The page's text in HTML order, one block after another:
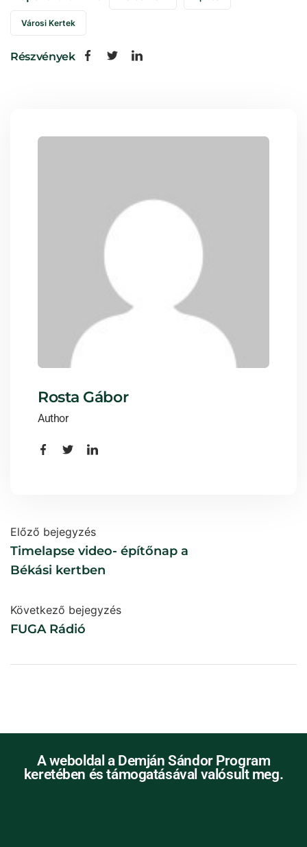
Városi Kertek
Részvények
Rosta Gábor
Author
Előző bejegyzés
Timelapse video- építőnap a
Békási kertben
Következő bejegyzés
FUGA Rádió
A weboldal a Demján Sándor Program
keretében és támogatásával valósult meg.